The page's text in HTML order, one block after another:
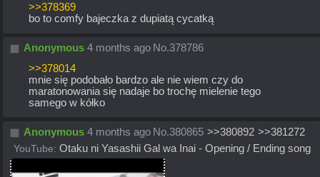
>>378369
bo to comfy bajeczka z dupiatą cycatką
Anonymous 4 months ago No.378786
>>378014
mnie się podobało bardzo ale nie wiem czy do
maratonowania się nadaje bo trochę mielenie tego
samego w kółko
Anonymous 4 months ago No.380865 >>380892 >>381272
YouTube: Otaku ni Yasashii Gal wa Inai - Opening / Ending song